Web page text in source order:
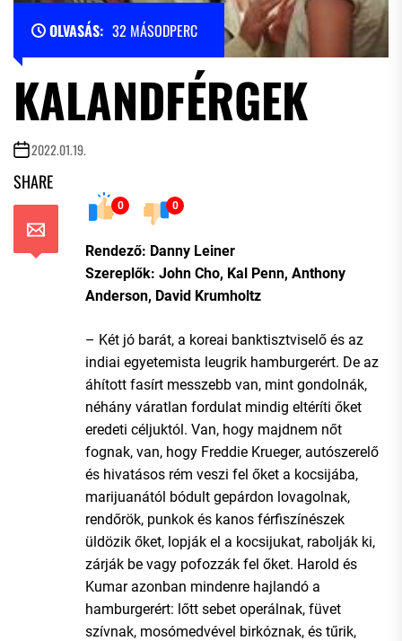
OLVASÁS: 32 MÁSODPERC
KALANDFÉRGEK
2022.01.19.
SHARE
0 0
Rendező: Danny Leiner
Szereplők: John Cho, Kal Penn, Anthony
Anderson, David Krumholtz
– Két jó barát, a koreai banktisztviselő és az
indiai egyetemista leugrik hamburgerért. De az
áhított fasírt messzebb van, mint gondolnák,
néhány váratlan fordulat mindig eltéríti őket
eredeti céljuktól. Van, hogy majdnem nőt
fognak, van, hogy Freddie Krueger, autószerelő
és hivatásos rém veszi fel őket a kocsijába,
marijuanától bódult gepárdon lovagolnak,
rendőrök, punkok és kanos férfiszínészek
üldözik őket, lopják el a kocsijukat, rabolják ki,
zárják be vagy pofozzák fel őket. Harold és
Kumar azonban mindenre hajlandó a
hamburgerért: lőtt sebet operálnak, füvet
szívnak, mosómedvével birkóznak, és tűrik,